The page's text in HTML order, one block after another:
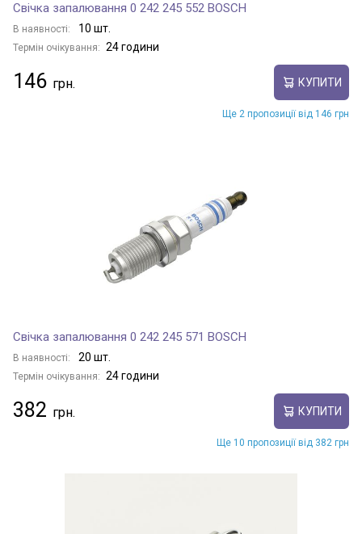
Свічка запалювання 0 242 245 552 BOSCH
В наявності: 10 шт.
Термін очікування: 24 години
146 КУПИТИ
Ще 2 пропозиції від 146 грн
Свічка запалювання 0 242 245 571 BOSCH
В наявності: 20 шт.
Термін очікування: 24 години
382 КУПИТИ
Ще 10 пропозиції від 382 грн